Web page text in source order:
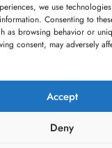
we use
Consenting to
as browsing behavior or
consent, may adversely
Accept
Deny
i ovog